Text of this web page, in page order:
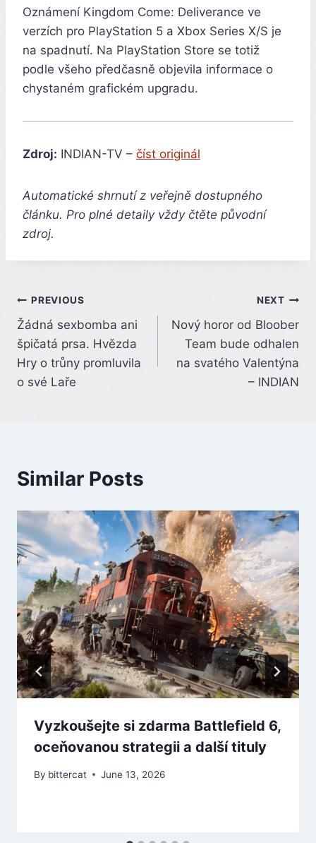
Oznámení Kingdom Come: Deliverance ve
verzích pro PlayStation 5 a Xbox Series X/S je
na spadnutí. Na PlayStation Store se totiž
podle všeho předčasně objevila informace o
chystaném grafickém upgradu.
Zdroj: INDIAN-TV – číst originál
Automatické shrnutí z veřejně dostupného
článku. Pro plné detaily vždy čtěte původní
zdroj.
Post
navigation
PREVIOUS
Žádná sexbomba ani
špičatá prsa. Hvězda
Hry o trůny promluvila
o své Laře
NEXT
Nový horor od Bloober
Team bude odhalen
na svatého Valentýna
– INDIAN
Similar Posts
Vyzkoušejte si zdarma Battlefield 6,
oceňovanou strategii a další tituly
By bittercat June 13, 2026